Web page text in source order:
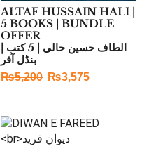
ALTAF HUSSAIN HALI |
5 BOOKS | BUNDLE
OFFER
الطاف حسین حالی | 5 کتب |
بنڈل آفر
₨5,200 ₨3,575